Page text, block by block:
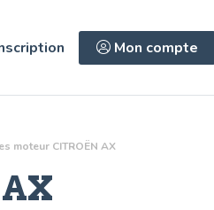
Mon compte
moteur CITROËN AX